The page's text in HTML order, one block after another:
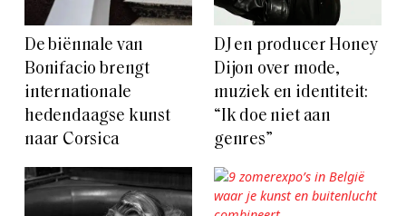
De biënnale van
Bonifacio brengt
internationale
hedendaagse kunst
naar Corsica
DJ en producer Honey
Dijon over mode,
muziek en identiteit:
“Ik doe niet aan
genres”